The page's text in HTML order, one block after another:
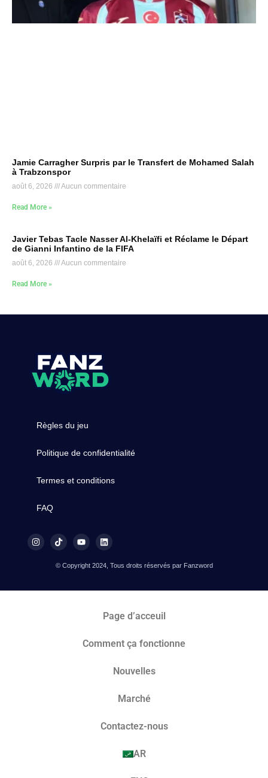
Jamie Carragher Surpris par le Transfert de Mohamed Salah
à Trabzonspor
août 6, 2026 Aucun commentaire
Read More »
Javier Tebas Tacle Nasser Al-Khelaïfi et Réclame le Départ
de Gianni Infantino de la FIFA
août 6, 2026 Aucun commentaire
Read More »
Règles du jeu
Politique de confidentialité
Termes et conditions
FAQ
© Copyright 2024, Tous droits réservés par Fanzword
Page d’acceuil
Comment ça fonctionne
Nouvelles
Marché​
Contactez-nous
AR